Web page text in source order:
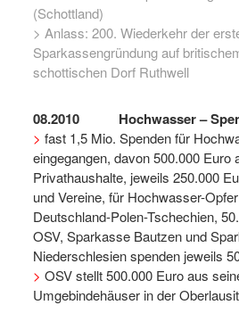
(Schottland)
> Anlass: 200. Wiederkehr der
Sparkassengründung auf
schottischen Dorf Ruthwell
08.2010 Hochwasser –
> fast 1,5 Mio. Spenden für
eingegangen, davon 500.000 Euro
Privathaushalte, jeweils 250.000
und Vereine, für Hochwasser-
Deutschland-Polen-Tschechien,
OSV, Sparkasse Bautzen und
Niederschlesien spenden jeweils
> OSV stellt 500.000 Euro aus
Umgebindehäuser in der